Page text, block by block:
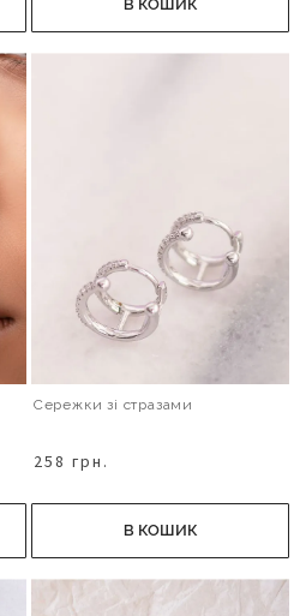
В КОШИК
Сережки зі стразами
258 грн.
В КОШИК